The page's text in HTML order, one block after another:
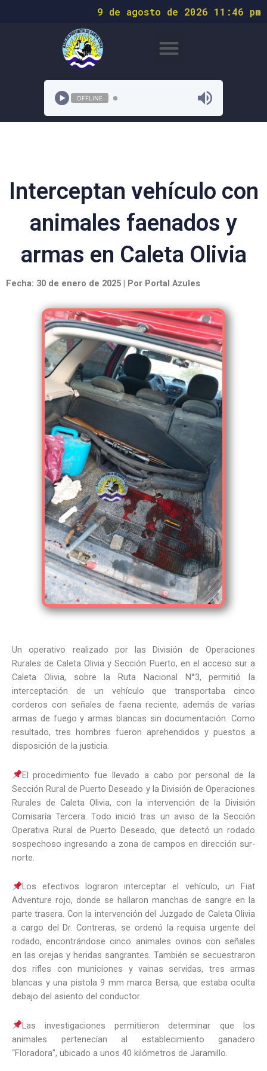
9 de agosto de 2026 11:46 pm
OFFLINE
Interceptan vehículo con
animales faenados y
armas en Caleta Olivia
Fecha: 30 de enero de 2025 | Por Portal Azules
Un operativo realizado por las División de Operaciones
Rurales de Caleta Olivia y Sección Puerto, en el acceso sur a
Caleta Olivia, sobre la Ruta Nacional N°3, permitió la
interceptación de un vehículo que transportaba cinco
corderos con señales de faena reciente, además de varias
armas de fuego y armas blancas sin documentación. Como
resultado, tres hombres fueron aprehendidos y puestos a
disposición de la justicia.
El procedimiento fue llevado a cabo por personal de la
Sección Rural de Puerto Deseado y la División de Operaciones
Rurales de Caleta Olivia, con la intervención de la División
Comisaría Tercera. Todo inició tras un aviso de la Sección
Operativa Rural de Puerto Deseado, que detectó un rodado
sospechoso ingresando a zona de campos en dirección sur-
norte.
Los efectivos lograron interceptar el vehículo, un Fiat
Adventure rojo, donde se hallaron manchas de sangre en la
parte trasera. Con la intervención del Juzgado de Caleta Olivia
a cargo del Dr. Contreras, se ordenó la requisa urgente del
rodado, encontrándose cinco animales ovinos con señales
en las orejas y heridas sangrantes. También se secuestraron
dos rifles con municiones y vainas servidas, tres armas
blancas y una pistola 9 mm marca Bersa, que estaba oculta
debajo del asiento del conductor.
Las investigaciones permitieron determinar que los
animales pertenecían al establecimiento ganadero
“Floradora”, ubicado a unos 40 kilómetros de Jaramillo.